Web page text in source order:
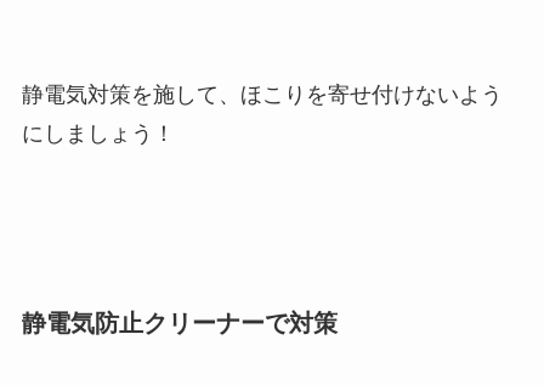
静電気対策を施して、ほこりを寄せ付けないよう
にしましょう！
静電気防止クリーナーで対策